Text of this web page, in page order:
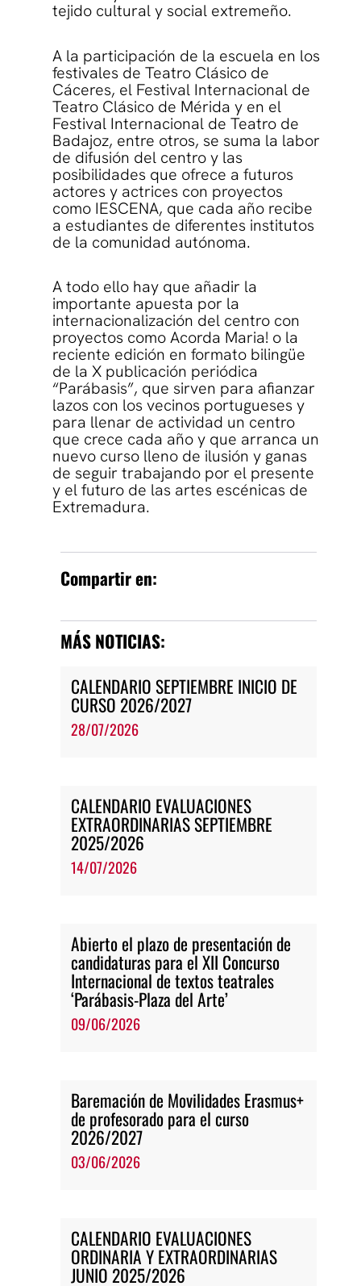
tejido cultural y social extremeño.
A la participación de la escuela en los
festivales de Teatro Clásico de
Cáceres, el Festival Internacional de
Teatro Clásico de Mérida y en el
Festival Internacional de Teatro de
Badajoz, entre otros, se suma la labor
de difusión del centro y las
posibilidades que ofrece a futuros
actores y actrices con proyectos
como IESCENA, que cada año recibe
a estudiantes de diferentes institutos
de la comunidad autónoma.
A todo ello hay que añadir la
importante apuesta por la
internacionalización del centro con
proyectos como Acorda Maria! o la
reciente edición en formato bilingüe
de la X publicación periódica
“Parábasis”, que sirven para afianzar
lazos con los vecinos portugueses y
para llenar de actividad un centro
que crece cada año y que arranca un
nuevo curso lleno de ilusión y ganas
de seguir trabajando por el presente
y el futuro de las artes escénicas de
Extremadura.
Compartir en:
MÁS NOTICIAS:
CALENDARIO SEPTIEMBRE INICIO DE
CURSO 2026/2027
28/07/2026
CALENDARIO EVALUACIONES
EXTRAORDINARIAS SEPTIEMBRE
2025/2026
14/07/2026
Abierto el plazo de presentación de
candidaturas para el XII Concurso
Internacional de textos teatrales
‘Parábasis-Plaza del Arte’
09/06/2026
Baremación de Movilidades Erasmus+
de profesorado para el curso
2026/2027
03/06/2026
CALENDARIO EVALUACIONES
ORDINARIA Y EXTRAORDINARIAS
JUNIO 2025/2026